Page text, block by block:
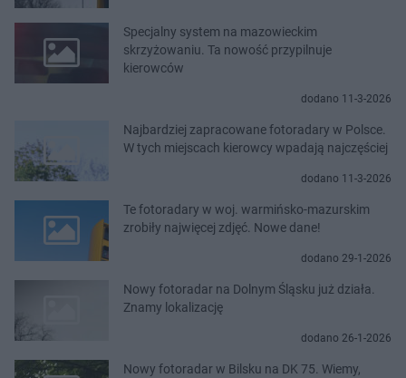
Specjalny system na mazowieckim
skrzyżowaniu. Ta nowość przypilnuje
kierowców
dodano 11-3-2026
Najbardziej zapracowane fotoradary w Polsce.
W tych miejscach kierowcy wpadają najczęściej
dodano 11-3-2026
Te fotoradary w woj. warmińsko-mazurskim
zrobiły najwięcej zdjęć. Nowe dane!
dodano 29-1-2026
Nowy fotoradar na Dolnym Śląsku już działa.
Znamy lokalizację
dodano 26-1-2026
Nowy fotoradar w Bilsku na DK 75. Wiemy,